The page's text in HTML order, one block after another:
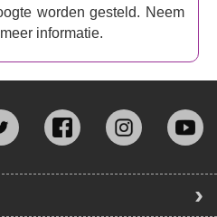
beperkt aantal seizoenen
worden gesteld. Neem
informatie.